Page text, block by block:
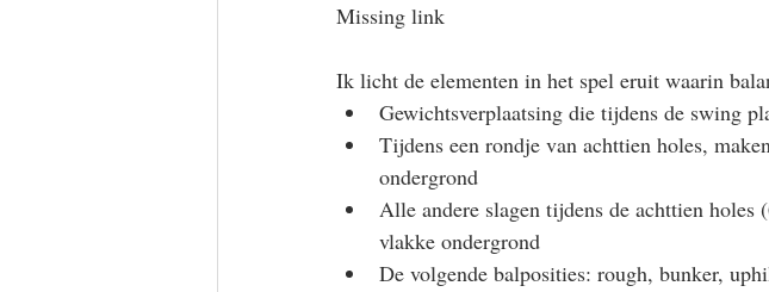
Missing link
Ik licht de elementen in het spel eruit waarin
Gewichtsverplaatsing die tijdens de swing
Tijdens een rondje van achttien holes,
ondergrond
Alle andere slagen tijdens de achttien
vlakke ondergrond
De volgende balposities: rough, bunker,